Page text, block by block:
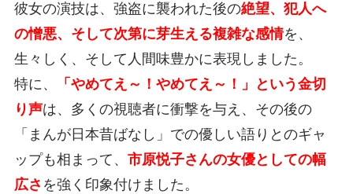
彼女の演技は、強盗に襲われた後の絶望、犯人へ
の憎悪、そして次第に芽生える複雑な感情を、
生々しく、そして人間味豊かに表現しました。
特に、
「やめてえ～！やめてえ～！」という金切
り声は、多くの視聴者に衝撃を与え、その後の
「まんが日本昔ばなし」での優しい語りとのギャ
ップも相まって、 市原悦子さんの女優としての幅
広さ を強く印象付けました。